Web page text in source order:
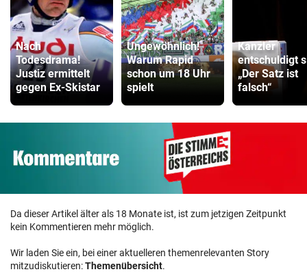
Nach
Todesdrama!
Justiz ermittelt
gegen Ex-Skistar
Ungewöhnlich!
Warum Rapid
schon um 18 Uhr
spielt
Kanzler
entschuldigt
„Der Satz ist
falsch“
Da dieser Artikel älter als 18 Monate ist, ist zum jetzigen Zeitpunkt
kein Kommentieren mehr möglich.
Wir laden Sie ein, bei einer aktuelleren themenrelevanten Story
mitzudiskutieren:Themenübersicht.